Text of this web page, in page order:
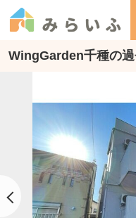
WingGarden千種の